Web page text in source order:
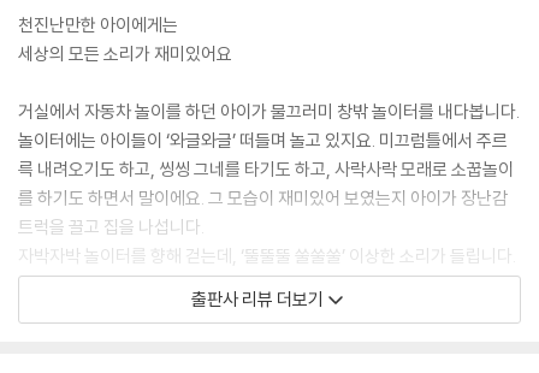
천진난만한 아이에게는
세상의 모든 소리가 재미있어요
거실에서 자동차 놀이를 하던 아이가 물끄러미 창밖 놀이터를 내다봅니다.
놀이터에는 아이들이 ‘와글와글’ 떠들며 놀고 있지요. 미끄럼틀에서 주르
륵 내려오기도 하고, 씽씽 그네를 타기도 하고, 사락사락 모래로 소꿉놀이
를 하기도 하면서 말이에요. 그 모습이 재미있어 보였는지 아이가 장난감
트럭을 끌고 집을 나섭니다.
자박자박 놀이터를 향해 걷는데, ‘뚤뚤뚤 쑬쑬쑬’ 이상한 소리가 들립니다.
아이는 걸음을 멈추고 주위를 두리번거립니다. 놀이터에 가려던 것도 까맣
게 잊은 채 소리를 쫓아 걷기 시작하지요. 조금 가다 보니 ‘쪼르르 쪼르르’
출판사 리뷰 더보기